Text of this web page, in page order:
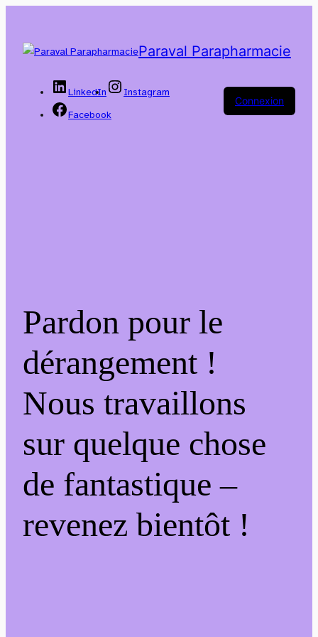
Paraval Parapharmacie
LinkedIn
Instagram
Facebook
Connexion
Pardon pour le
dérangement !
Nous travaillons
sur quelque chose
de fantastique –
revenez bientôt !